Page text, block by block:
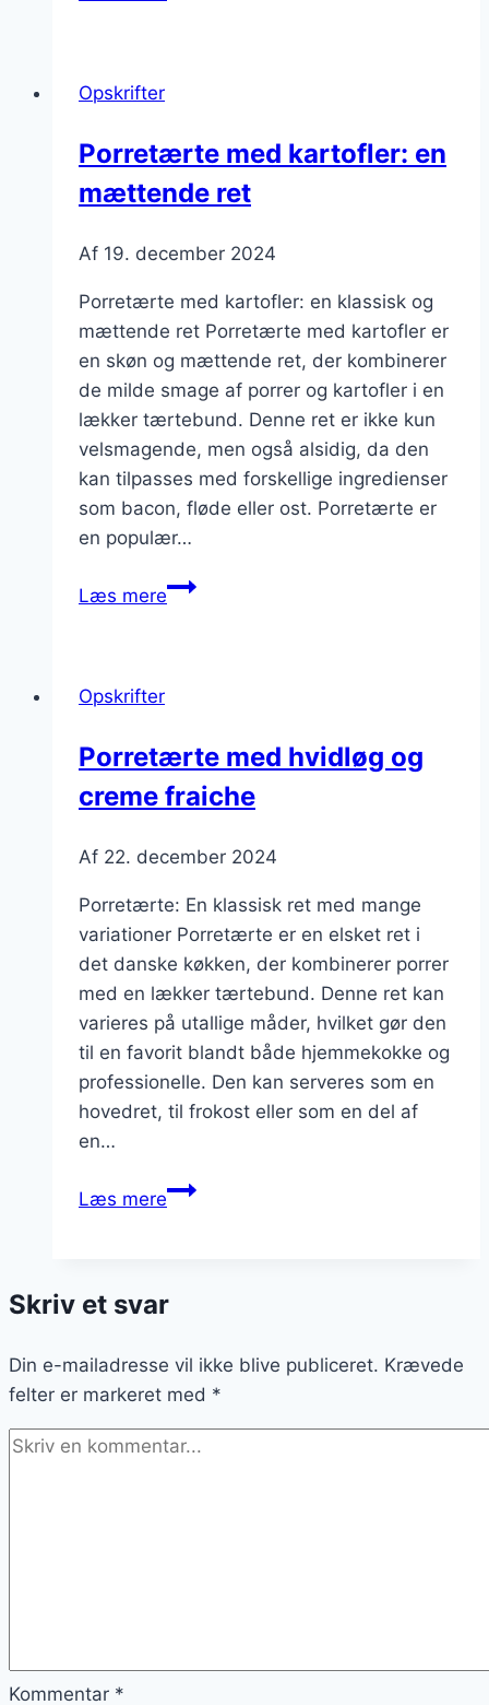
Opskrifter
Porretærte med kartofler: en
mættende ret
Af 19. december 2024
Porretærte med kartofler: en klassisk og
mættende ret Porretærte med kartofler er
en skøn og mættende ret, der kombinerer
de milde smage af porrer og kartofler i en
lækker tærtebund. Denne ret er ikke kun
velsmagende, men også alsidig, da den
kan tilpasses med forskellige ingredienser
som bacon, fløde eller ost. Porretærte er
en populær…
Læs merePorretærte
Opskrifter
Porretærte med hvidløg og
creme fraiche
Af 22. december 2024
Porretærte: En klassisk ret med mange
variationer Porretærte er en elsket ret i
det danske køkken, der kombinerer porrer
med en lækker tærtebund. Denne ret kan
varieres på utallige måder, hvilket gør den
til en favorit blandt både hjemmekokke og
professionelle. Den kan serveres som en
hovedret, til frokost eller som en del af
en…
Læs merePorretærte
creme
Skriv et svar
Din e-mailadresse vil ikke blive publiceret. Krævede
felter er markeret med *
Kommentar *